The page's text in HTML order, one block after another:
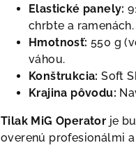
Elastické panely:
chrbte a ramenách.
Hmotnosť: 550 g
váhou.
Konštrukcia: Soft
Krajina pôvodu:
Tilak MiG Operator je
overenú profesionálmi